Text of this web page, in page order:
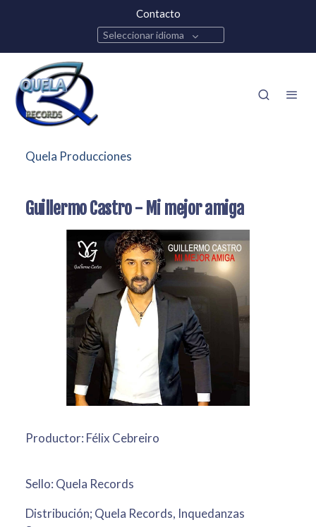
Contacto
Seleccionar idioma
Quela Producciones
Guillermo Castro - Mi mejor amiga
Productor: Félix Cebreiro
Sello: Quela Records
Distribución; Quela Records, Inquedanzas